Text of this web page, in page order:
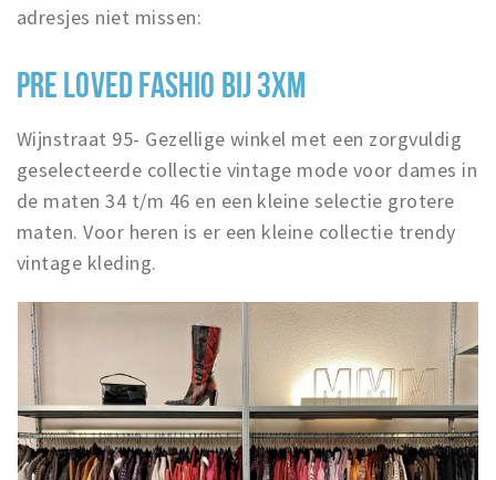
adresjes niet missen:
PRE LOVED FASHIO BIJ 3XM
Wijnstraat 95- Gezellige winkel met een zorgvuldig
geselecteerde collectie vintage mode voor dames in
de maten 34 t/m 46 en een kleine selectie grotere
maten. Voor heren is er een kleine collectie trendy
vintage kleding.